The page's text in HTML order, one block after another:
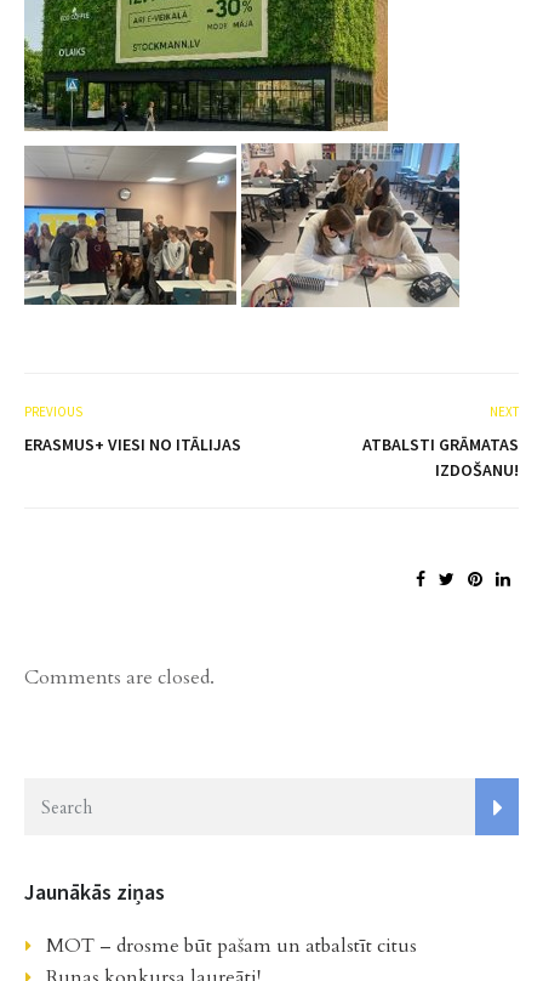
PREVIOUS
ERASMUS+ VIESI NO ITĀLIJAS
NEXT
ATBALSTI GRĀMATAS
IZDOŠANU!
Comments are closed.
Jaunākās ziņas
MOT – drosme būt pašam un atbalstīt citus